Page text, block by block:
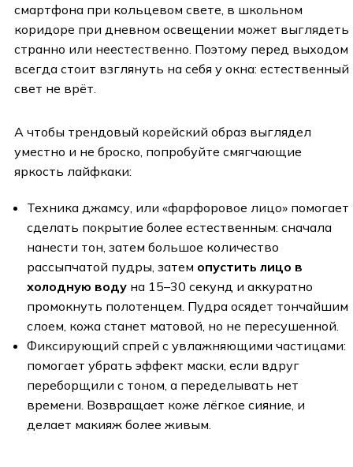
смартфона при кольцевом свете, в школьном
коридоре при дневном освещении может выглядеть
странно или неестественно. Поэтому перед выходом
всегда стоит взглянуть на себя у окна: естественный
свет не врёт.
А чтобы трендовый корейский образ выглядел
уместно и не броско, попробуйте смягчающие
яркость лайфкаки:
Техника джамсу, или «фарфоровое лицо» помогает
сделать покрытие более естественным: сначала
нанести тон, затем большое количество
рассыпчатой пудры, затем опустить лицо в
холодную воду на 15–30 секунд и аккуратно
промокнуть полотенцем. Пудра осядет тончайшим
слоем, кожа станет матовой, но не пересушенной.
Фиксирующий спрей с увлажняющими частицами:
помогает убрать эффект маски, если вдруг
переборщили с тоном, а переделывать нет
времени. Возвращает коже лёгкое сияние, и
делает макияж более живым.